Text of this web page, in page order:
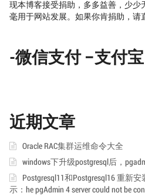
现本博客接受捐助，多多益善，少
毫用于网站发展。如果你肯捐助，请
-微信支付 –支付宝
近期文章
Oracle RAC集群运维命令大全
windows下升级postgresql后，
Postgresql11和Postgresql16 重新
示：he pgAdmin 4 server could not be